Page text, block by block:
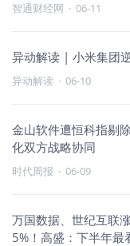
智通财经网 · 06-11
异动解读 | 小米集团
异动解读 · 06-10
金山软件遭恒科指剔
化双方战略协同
时代周报 · 06-09
万国数据、世纪互联
5%！高盛：下半年最